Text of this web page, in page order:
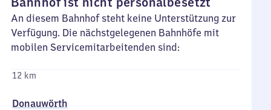
An diesem Bahnhof steht keine Unterstützung zur
Verfügung. Die nächstgelegenen Bahnhöfe mit
mobilen Servicemitarbeitenden sind:
12 km
Donauwörth